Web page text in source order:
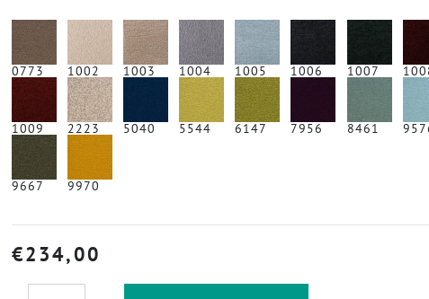
0773 1002 1003 1004 1005 1006 1007
1009 2223 5040 5544 6147 7956 8461
9667 9970
€234,00